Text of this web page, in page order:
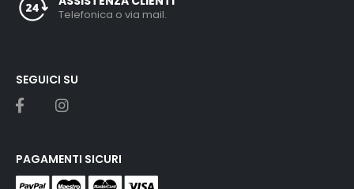
Telefonica o via mail.
SEGUICI SU
PAGAMENTI SICURI